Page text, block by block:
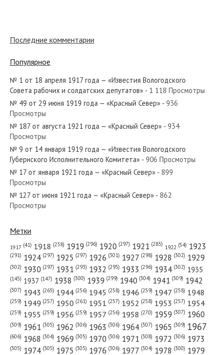
№ 108 от мая 1970 года — «Красный Север»
№ 15 от января 1978 года — «Красный Север»
№ 148 от июня 1972 года — «Красный Север»
№ 124 от июня 1932 года — «Красный Север»
№ 226 от сентября 1942 года — «Красный Север»
Последние комментарии
Популярное
№ 1 от 18 апреля 1917 года — «Известия Вологодского
Совета рабочих и солдатских депутатов» - 1 118 Просмотры
№ 49 от 29 июня 1919 года — «Красный Север» - 936
Просмотры
№ 187 от августа 1921 года — «Красный Север» - 934
Просмотры
№ 9 от 14 января 1919 года — «Известия Вологодского
Губернского Исполнительного Комитета» - 906 Просмотры
№ 17 от января 1921 года — «Красный Север» - 899
Просмотры
№ 127 от июня 1921 года — «Красный Север» - 862
Просмотры
Метки
1917 (41) 1918 (238) 1919 (296) 1920 (297) 1921 (285) 1922 (54) 1923
(291) 1924 (297) 1925 (297) 1926 (301) 1927 (298) 1928 (302) 1929
(302) 1930 (297) 1931 (293) 1932 (295) 1933 (296) 1934 (302) 1935
(145) 1937 (147) 1938 (300) 1939 (299) 1940 (304) 1941 (309) 1942
(307) 1943 (265) 1944 (256) 1945 (258) 1946 (259) 1947 (258) 1948
(259) 1949 (257) 1950 (261) 1951 (257) 1952 (258) 1953 (257) 1954
(259) 1955 (259) 1956 (259) 1957 (256) 1958 (270) 1959 (307) 1960
(309) 1961 (305) 1962 (306) 1963 (306) 1964 (307) 1965 (309) 1967
(606) 1968 (304) 1969 (305) 1970 (306) 1971 (308) 1972 (306) 1973
(305) 1974 (305) 1975 (305) 1976 (306) 1977 (304) 1978 (300) 1979